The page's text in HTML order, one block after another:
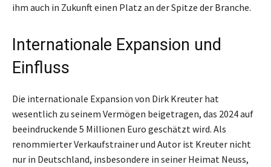
ihm auch in Zukunft einen Platz an der Spitze der Branche.
Internationale Expansion und
Einfluss
Die internationale Expansion von Dirk Kreuter hat
wesentlich zu seinem Vermögen beigetragen, das 2024 auf
beeindruckende 5 Millionen Euro geschätzt wird. Als
renommierter Verkaufstrainer und Autor ist Kreuter nicht
nur in Deutschland, insbesondere in seiner Heimat Neuss,